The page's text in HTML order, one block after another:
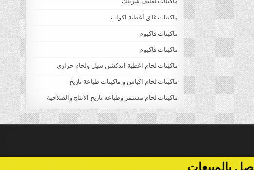
ماكينات غلق أغطية اكواب
ماكينات فاكيوم
ماكينات فاكيوم
ماكينات لحام اغطية اندكشن سيل ولحام حرارى
ماكينات لحام اكياس و ماكينات طباعة تاريخ
ماكينات لحام مستمر وطباعه تاريخ الانتاج والصلاحية